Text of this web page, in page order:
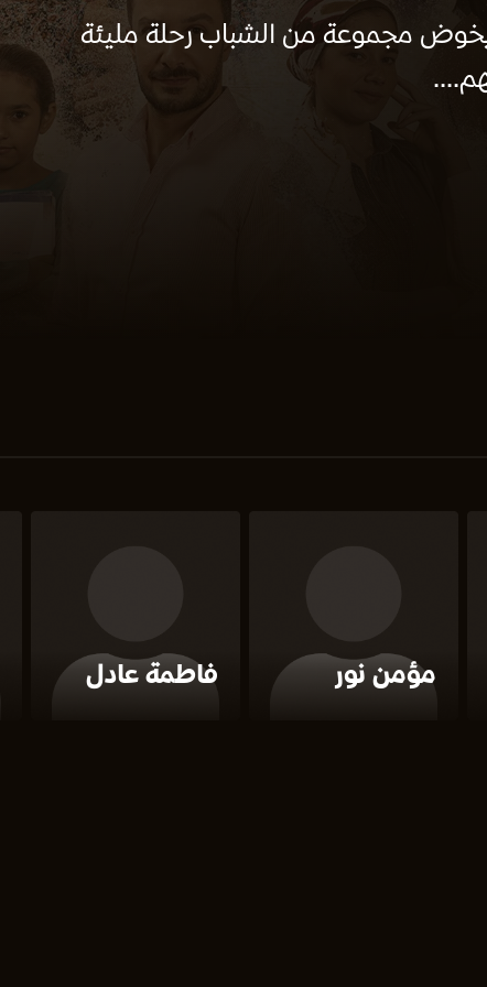
مجموعة من الشباب رحلة مليئة
مؤمن نور فاطمة عادل